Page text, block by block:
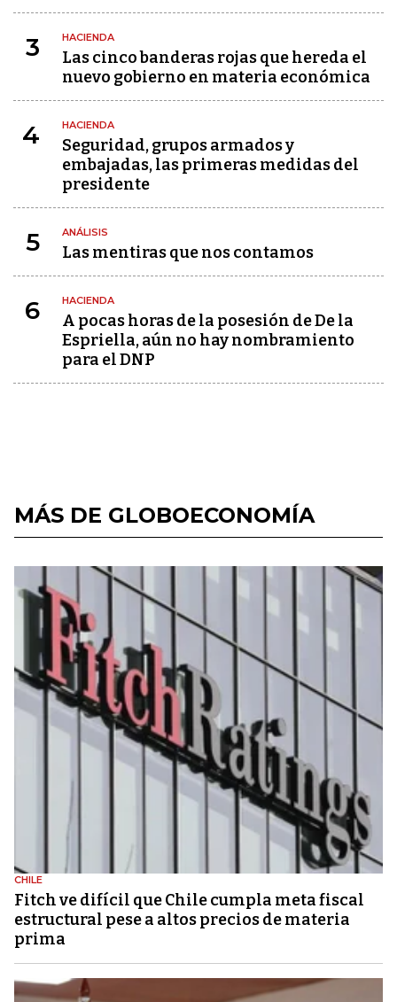
3 HACIENDA
Las cinco banderas rojas que hereda el
nuevo gobierno en materia económica
4 HACIENDA
Seguridad, grupos armados y
embajadas, las primeras medidas del
presidente
5 ANÁLISIS
Las mentiras que nos contamos
6 HACIENDA
A pocas horas de la posesión de De la
Espriella, aún no hay nombramiento
para el DNP
MÁS DE GLOBOECONOMÍA
CHILE
Fitch ve difícil que Chile cumpla meta fiscal
estructural pese a altos precios de materia
prima